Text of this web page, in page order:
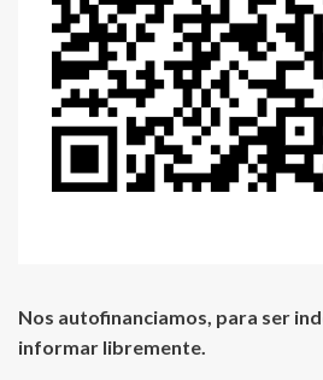
Nos autofinanciamos, para ser
informar libremente.